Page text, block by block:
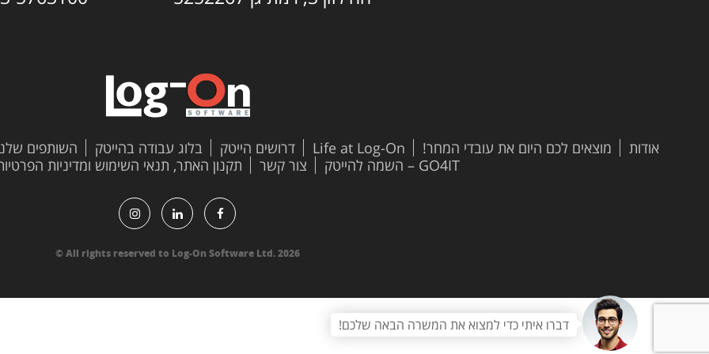
אודות מוצאים לכם היום את עובדי המחר! Life at Log-On דרושים הייטק בלוג עבודה בהייטק
השותפים
GO4IT – השמה להייטק
צור קשר תקנון האתר, תנאי השימוש ומדיניות
All rights reserved to Log-On Software Ltd. 2026 ©
דברו איתי כדי למצוא את המשרה הבאה שלכם!